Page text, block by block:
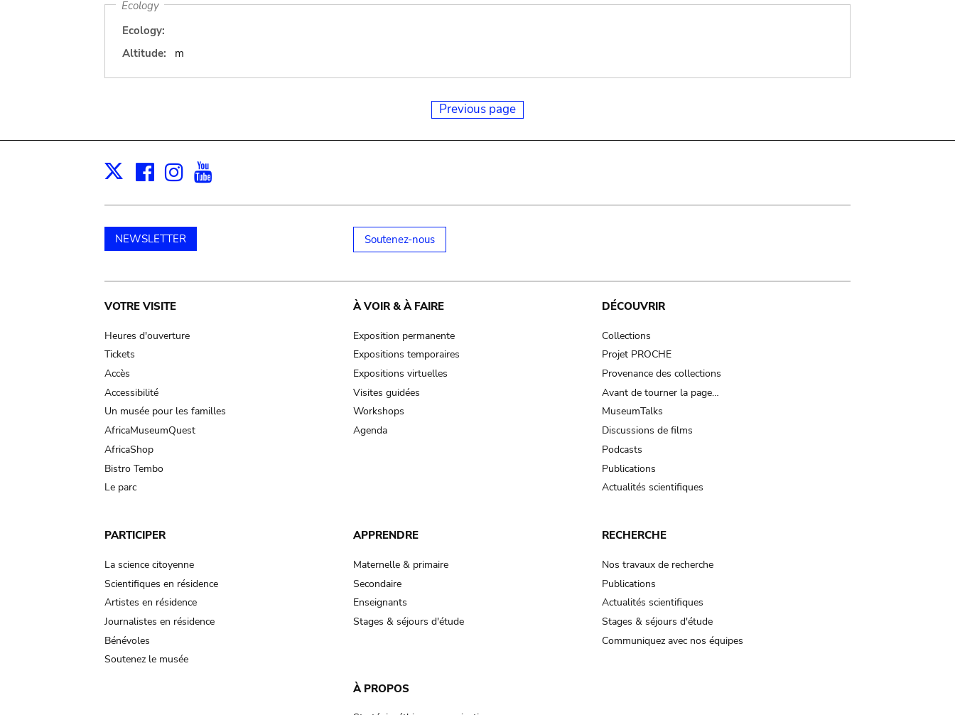
Ecology
Ecology:
Altitude:
m
Previous page
X Facebook
Instagram
NEWSLETTER Soutenez-nous
Main
navigation
VOTRE VISITE
Heures d'ouverture
Tickets
Accès
Accessibilité
Un musée pour les familles
AfricaMuseumQuest
AfricaShop
Bistro Tembo
Le parc
À VOIR & À FAIRE
Exposition permanente
Expositions temporaires
Expositions virtuelles
Visites guidées
Workshops
Agenda
DÉCOUVRIR
Collections
Projet PROCHE
Provenance des collections
Avant de tourner la page…
MuseumTalks
Discussions de films
Podcasts
Publications
Actualités scientifiques
PARTICIPER
La science citoyenne
Scientifiques en résidence
Artistes en résidence
Journalistes en résidence
Bénévoles
Soutenez le musée
APPRENDRE
Maternelle & primaire
Secondaire
Enseignants
Stages & séjours d'étude
RECHERCHE
Nos travaux de recherche
Publications
Actualités scientifiques
Stages & séjours d'étude
Communiquez avec nos équipes
À PROPOS